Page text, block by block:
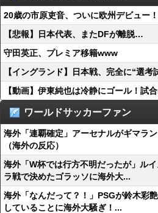
20歳の市原吏音、ついに欧州デビュー
【悲報】日本代表、またDFが離脱…
守田英正、プレミア移籍www
【イングランド】日本戦、完全に“選
【動画】伊東純也は冷静にゴール！試
ワールドサッカーファン
海外「連覇確定」アーセナルがギマラ
（海外の反応）
海外「W杯では行方不明だったが」ル
ラ戦で決めたゴラッソに海外大...
海外「なんだって？！」PSGが鈴木彩
していることに海外大騒ぎ！...